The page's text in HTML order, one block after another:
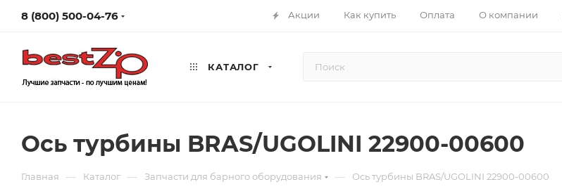
8 (800) 500-04-76 Акции Как купить Оплата О компании
КАТАЛОГ
Ось турбины BRAS/UGOLINI 22900-00600
Главная — Каталог — Запчасти для барного оборудования — Ось турбины BRAS/UGOLINI 22900-00600